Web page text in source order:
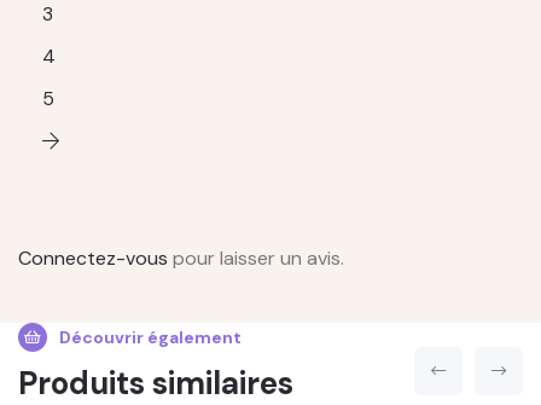
3
4
5
Connectez-vous pour laisser un avis.
Découvrir également
Produits similaires